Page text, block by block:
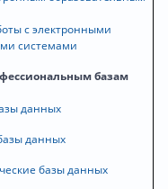
с электронными
системами
базам
данных
данных
базы данных